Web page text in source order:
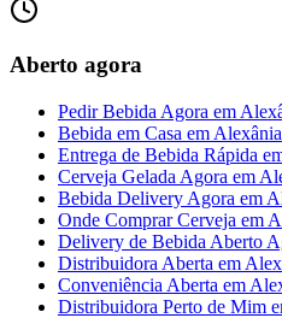
Aberto agora
Pedir Bebida Agora em
Bebida em Casa em Alexânia
Entrega de Bebida Rápida
Cerveja Gelada Agora em
Bebida Delivery Agora em
Onde Comprar Cerveja em
Delivery de Bebida Aberto
Distribuidora Aberta em
Conveniência Aberta em
Distribuidora Perto de Mim